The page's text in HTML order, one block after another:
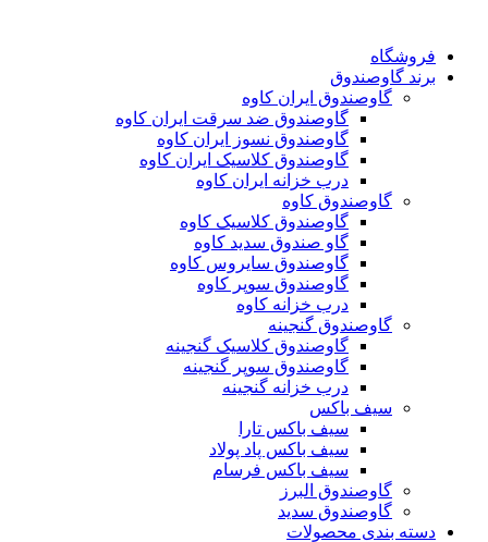
فروشگاه
برند گاوصندوق
گاوصندوق ایران کاوه
گاوصندوق ضد سرقت ایران کاوه
گاوصندوق نسوز ایران کاوه
گاوصندوق کلاسیک ایران کاوه
درب خزانه ایران کاوه
گاوصندوق کاوه
گاوصندوق کلاسیک کاوه
گاو صندوق سدید کاوه
گاوصندوق سایروس کاوه
گاوصندوق سوپر کاوه
درب خزانه کاوه
گاوصندوق گنجینه
گاوصندوق کلاسیک گنجینه
گاوصندوق سوپر گنجینه
درب خزانه گنجینه
سیف باکس
سیف باکس تارا
سیف باکس پاد پولاد
سیف باکس فرسام
گاوصندوق البرز
گاوصندوق سدید
دسته بندی محصولات